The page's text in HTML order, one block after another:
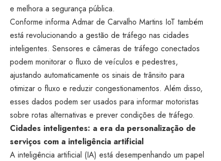
e melhora a segurança pública.
Conforme informa Admar de Carvalho Martins IoT também
está revolucionando a gestão de tráfego nas cidades
inteligentes. Sensores e câmeras de tráfego conectados
podem monitorar o fluxo de veículos e pedestres,
ajustando automaticamente os sinais de trânsito para
otimizar o fluxo e reduzir congestionamentos. Além disso,
esses dados podem ser usados para informar motoristas
sobre rotas alternativas e prever condições de tráfego.
Cidades inteligentes: a era da personalização de
serviços com a inteligência artificial
A inteligência artificial (IA) está desempenhando um papel